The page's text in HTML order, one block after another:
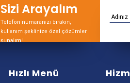
Sizi Arayalım
Telefon numaranızı bırakın,
kullanım şeklinize özel çözümler
sunalım!
Hızlı Menü